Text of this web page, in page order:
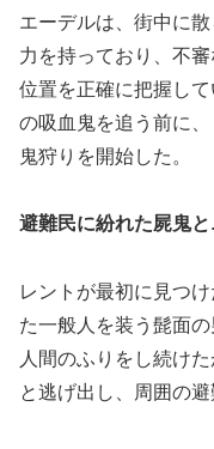
エーデルは、街中に
力を持っており、不
位置を正確に把握し
の吸血鬼を追う前に
鬼狩りを開始した。
避難民に紛れた屍鬼
レントが最初に見つ
た一般人を装う髭面
人間のふりをし続け
と逃げ出し、周囲の